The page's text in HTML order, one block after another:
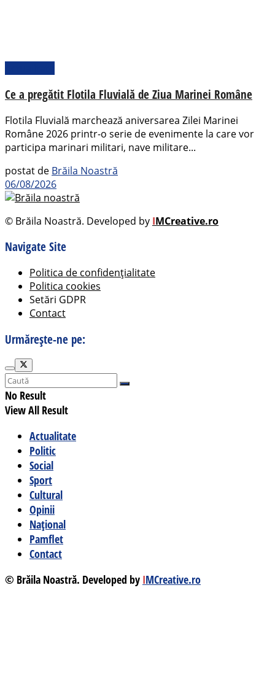
Ce a pregătit Flotila Fluvială de Ziua Marinei Române
Flotila Fluvială marchează aniversarea Zilei Marinei
Române 2026 printr-o serie de evenimente la care vor
participa marinari militari, nave militare...
postat de Brăila Noastră
06/08/2026
© Brăila Noastră. Developed by IMCreative.ro
Navigate Site
Politica de confidențialitate
Politica cookies
Setări GDPR
Contact
Urmărește-ne pe:
No Result
View All Result
Actualitate
Politic
Social
Sport
Cultural
Opinii
Național
Pamflet
Contact
© Brăila Noastră. Developed by IMCreative.ro